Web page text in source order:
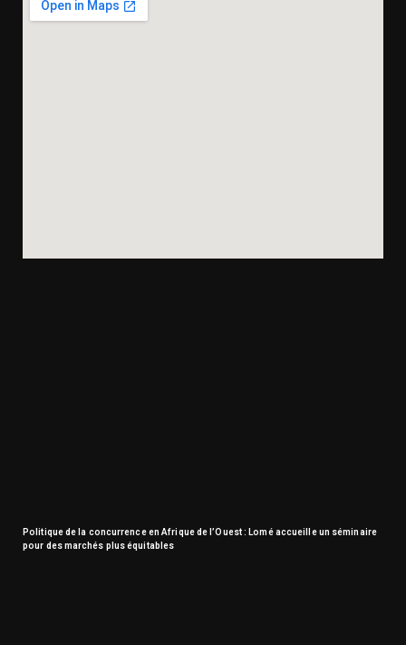
Politique de la concurrence en Afrique de l’Ouest : Lomé accueille un séminaire
pour des marchés plus équitables